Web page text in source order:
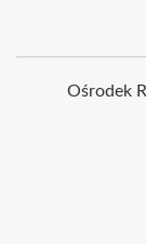
Ośrodek